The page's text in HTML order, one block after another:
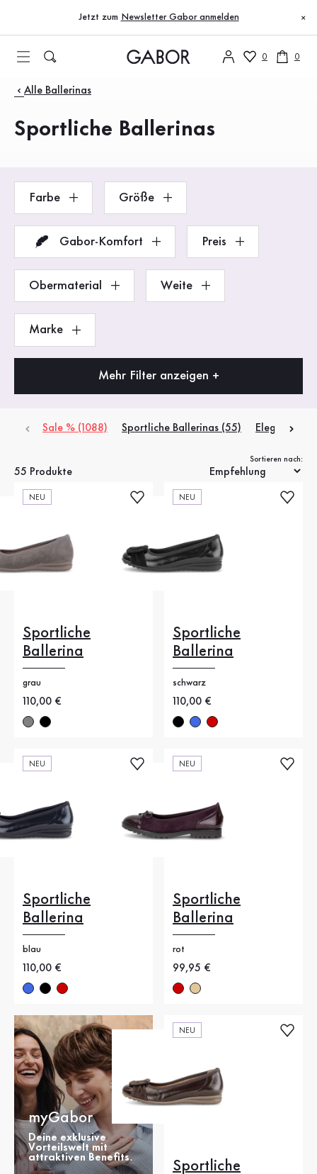
Zum Inhaltsverzeichnis
Zur Hauptnavigation
Jetzt zum Newsletter Gabor anmelden ×
0 0
Produkte
Alle Ballerinas
Sportliche Ballerinas
Farbe Größe
Gabor-Komfort Preis
Obermaterial Weite
Marke
Mehr Filter anzeigen +
Sale % (1088) Sportliche Ballerinas (55) Elegante
55 Produkte
Sortieren nach:
NEU
Sportliche
Ballerina
grau
Neuer Preis
110,00 €
NEU
Sportliche
Ballerina
schwarz
Neuer Preis
110,00 €
NEU
Sportliche
Ballerina
blau
Neuer Preis
110,00 €
NEU
Sportliche
Ballerina
rot
Neuer Preis
99,95 €
myGabor
Deine exklusive
Vorteilswelt mit
attraktiven Benefits.
NEU
Sportliche